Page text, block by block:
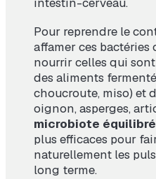
Pour reprendre le
affamer ces
nourrir celles qui
des aliments
choucroute, miso) et
oignon, asperges,
microbiote équilibré
plus efficaces pour
naturellement les
long terme.